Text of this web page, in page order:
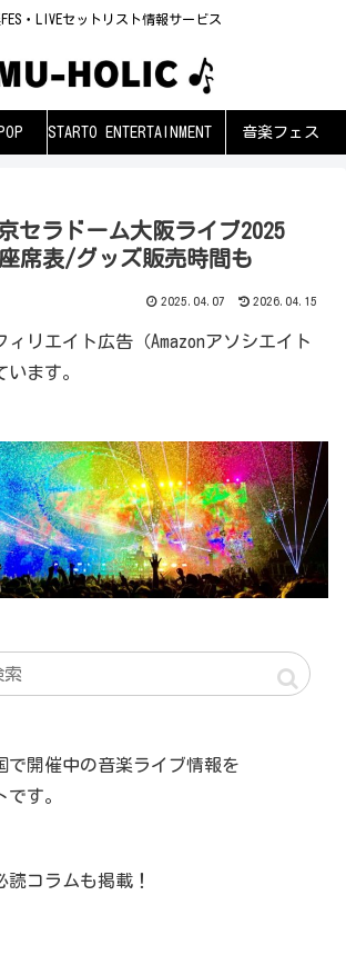
・LIVEセットリスト情報サービス
STARTO ENTERTAINMENT 音楽フェス
京セラドーム大阪ライブ2025
席表/グッズ販売時間も
2025.04.07 2026.04.15
ィリエイト広告（Amazonアソシエイト
ます。
で開催中の音楽ライブ情報を
す。
読コラムも掲載！